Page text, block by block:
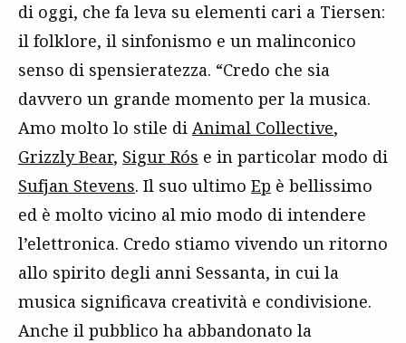
di oggi, che fa leva su elementi cari a Tiersen:
il folklore, il sinfonismo e un malinconico
senso di spensieratezza. “Credo che sia
davvero un grande momento per la musica.
Amo molto lo stile di Animal Collective,
Grizzly Bear, Sigur Rós e in particolar modo di
Sufjan Stevens. Il suo ultimo Ep è bellissimo
ed è molto vicino al mio modo di intendere
l’elettronica. Credo stiamo vivendo un ritorno
allo spirito degli anni Sessanta, in cui la
musica significava creatività e condivisione.
Anche il pubblico ha abbandonato la